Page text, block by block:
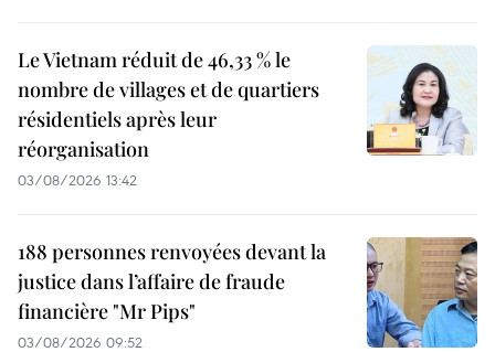
Le Vietnam réduit de 46,33 % le
nombre de villages et de quartiers
résidentiels après leur
réorganisation
03/08/2026 13:42
188 personnes renvoyées devant la
justice dans l’affaire de fraude
financière "Mr Pips"
03/08/2026 09:52